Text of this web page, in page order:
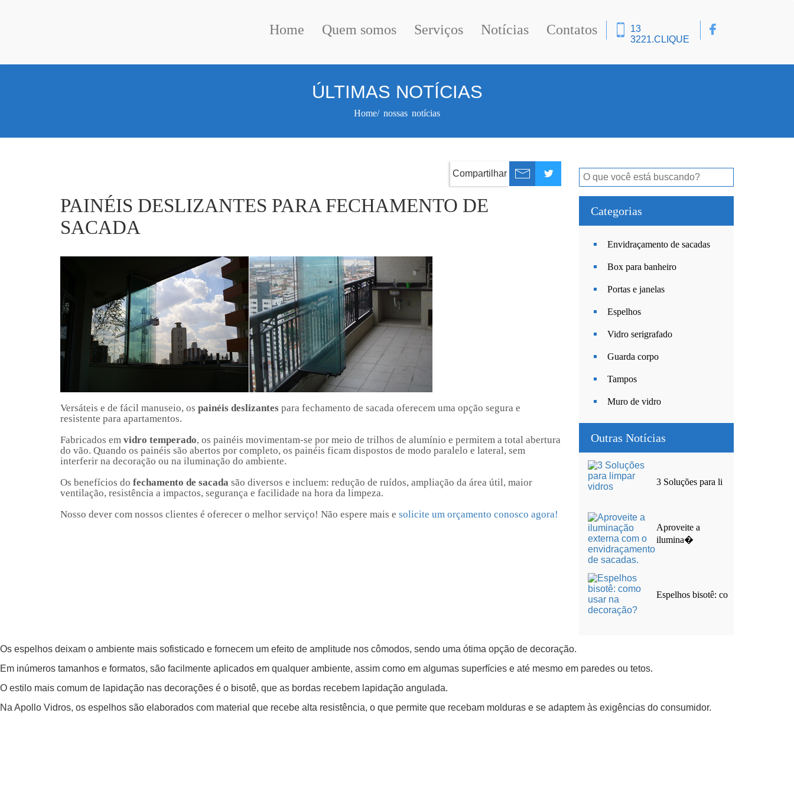
Home Quem somos Serviços Notícias Contatos
13
3221.CLIQUE
ÚLTIMAS NOTÍCIAS
Home/ nossas notícias
Compartilhar
PAINÉIS DESLIZANTES PARA FECHAMENTO DE
SACADA
Versáteis e de fácil manuseio, os painéis deslizantes para fechamento de sacada oferecem uma opção segura e
resistente para apartamentos.
Fabricados em vidro temperado, os painéis movimentam-se por meio de trilhos de alumínio e permitem a total abertura
do vão. Quando os painéis são abertos por completo, os painéis ficam dispostos de modo paralelo e lateral, sem
interferir na decoração ou na iluminação do ambiente.
Os benefícios do fechamento de sacada são diversos e incluem: redução de ruídos, ampliação da área útil, maior
ventilação, resistência a impactos, segurança e facilidade na hora da limpeza.
Nosso dever com nossos clientes é oferecer o melhor serviço! Não espere mais e solicite um orçamento conosco agora!
Categorias
Envidraçamento de sacadas
Box para banheiro
Portas e janelas
Espelhos
Vidro serigrafado
Guarda corpo
Tampos
Muro de vidro
Outras Notícias
3 Soluções para li
Aproveite a
ilumina�
Espelhos bisotê: co
Os espelhos deixam o ambiente mais sofisticado e fornecem um efeito de amplitude nos cômodos, sendo uma ótima opção de decoração.
Em inúmeros tamanhos e formatos, são facilmente aplicados em qualquer ambiente, assim como em algumas superfícies e até mesmo em paredes ou tetos.
O estilo mais comum de lapidação nas decorações é o bisotê, que as bordas recebem lapidação angulada.
Na Apollo Vidros, os espelhos são elaborados com material que recebe alta resistência, o que permite que recebam molduras e se adaptem às exigências do consumidor.